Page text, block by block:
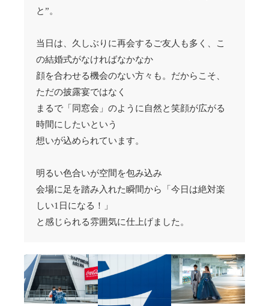
と”。
当日は、久しぶりに再会するご友人も多く、こ
の結婚式がなければなかなか
顔を合わせる機会のない方々も。だからこそ、
ただの披露宴ではなく
まるで「同窓会」のように自然と笑顔が広がる
時間にしたいという
想いが込められています。
明るい色合いが空間を包み込み
会場に足を踏み入れた瞬間から「今日は絶対楽
しい1日になる！」
と感じられる雰囲気に仕上げました。